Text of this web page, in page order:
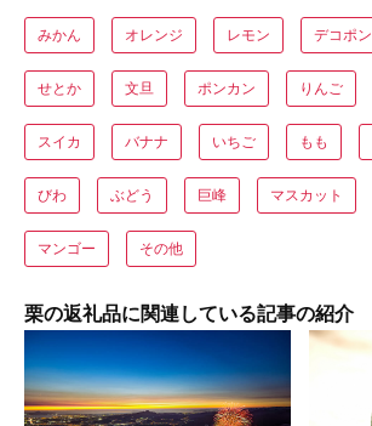
みかん オレンジ レモン デコポン
せとか 文旦 ポンカン りんご
スイカ バナナ いちご もも
びわ ぶどう 巨峰 マスカット
マンゴー その他
栗の返礼品に関連している記事の紹介